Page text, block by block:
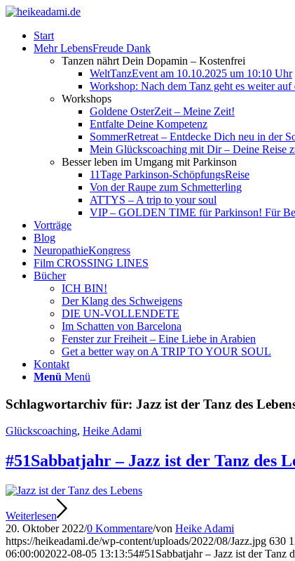
Start
Mehr LebensFreude Dank
Tanzen nährt Dein Dopamin – Kostenfrei
WeltTanzEvent am 10.10.2025 um 10:10 Uhr
Workshop: Nach dem Tanz geht es weiter auf
Workshops
Goldene OsterZeit – Meine Zeit!
Entfalte Deine Kompetenz
SommerRetreat – Entdecke Dich neu in der
Mein Glückscoaching mit Dir – Deine Reise
Besser leben im Umgang mit Parkinson
11Tage Parkinson-SchöpfungsReise
Von der Raupe zum Schmetterling
ATTYS – A trip to your soul
VIP – GOLDEN TIME für Parkinson! Für
Vorträge
Blog
NeuropathieKongress
Film CROSSING LINES
Bücher
ICH BIN!
Der Klang des Schweigens
DIE UN-VOLLENDETE
Im Schatten von Barcelona
Fenster zur Freiheit – Eine Liebe in Arabien
Get a better way on A TRIP TO YOUR SOUL
Kontakt
Menü Menü
Schlagwortarchiv für: Jazz ist der Tanz des
Glückscoaching, Heike Adami
#51Sabbatjahr – Jazz ist der Tanz des
Weiterlesen
20. Oktober 2022/0 Kommentare/von Heike Adami
https://heikeadami.de/wp-content/uploads/2022/08/Jazz.jpg 630
06:00:002022-08-05 13:13:54#51Sabbatjahr – Jazz ist der Tanz